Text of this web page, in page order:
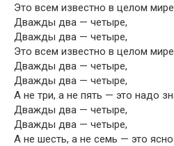
Это всем известно в целом
Дважды два — четыре,
Дважды два — четыре,
Это всем известно в целом
Дважды два — четыре,
Дважды два — четыре,
А не три, а не пять — это надо
Дважды два — четыре,
Дважды два — четыре,
А не шесть, а не семь — это